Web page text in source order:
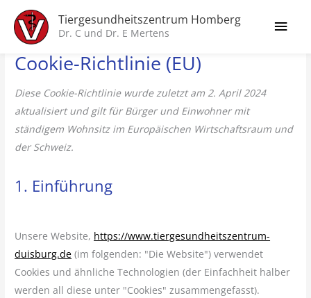
Inhalt
springen
Tiergesundheitszentrum Homberg
Dr. C und Dr. E Mertens
Cookie-Richtlinie (EU)
Diese Cookie-Richtlinie wurde zuletzt am 2. April 2024
aktualisiert und gilt für Bürger und Einwohner mit
ständigem Wohnsitz im Europäischen Wirtschaftsraum und
der Schweiz.
1. Einführung
Unsere Website, https://www.tiergesundheitszentrum-
duisburg.de (im folgenden: "Die Website") verwendet
Cookies und ähnliche Technologien (der Einfachheit halber
werden all diese unter "Cookies" zusammengefasst).